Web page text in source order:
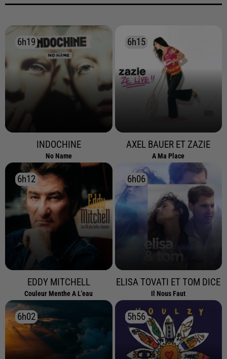
6h19
6h19
INDOCHINE
No Name
6h15
6h15
AXEL BAUER ET ZAZIE
A Ma Place
6h12
6h12
EDDY MITCHELL
Couleur Menthe A L'eau
6h06
6h06
ELISA TOVATI ET TOM DICE
Il Nous Faut
6h02
6h02 5h56
5h56